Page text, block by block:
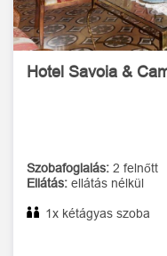
Hotel Savoia &
Szobafoglalás: 2 felnőtt
Ellátás: ellátás nélkül
1x kétágyas szoba